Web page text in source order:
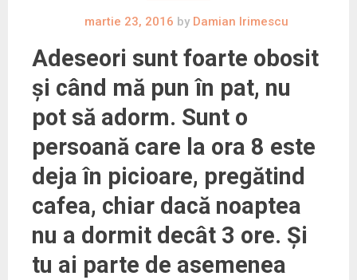
martie 23, 2016 by Damian Irimescu
Adeseori sunt foarte obosit
și când mă pun în pat, nu
pot să adorm. Sunt o
persoană care la ora 8 este
deja în picioare, pregătind
cafea, chiar dacă noaptea
nu a dormit decât 3 ore. Și
tu ai parte de asemenea